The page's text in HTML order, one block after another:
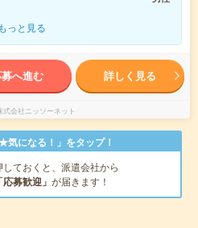
もっと見る
へ進む 詳しく見る
式会社ニッソーネット
になる！」をタップ！
しておくと、派遣会社から
「応募歓迎」 が届きます！